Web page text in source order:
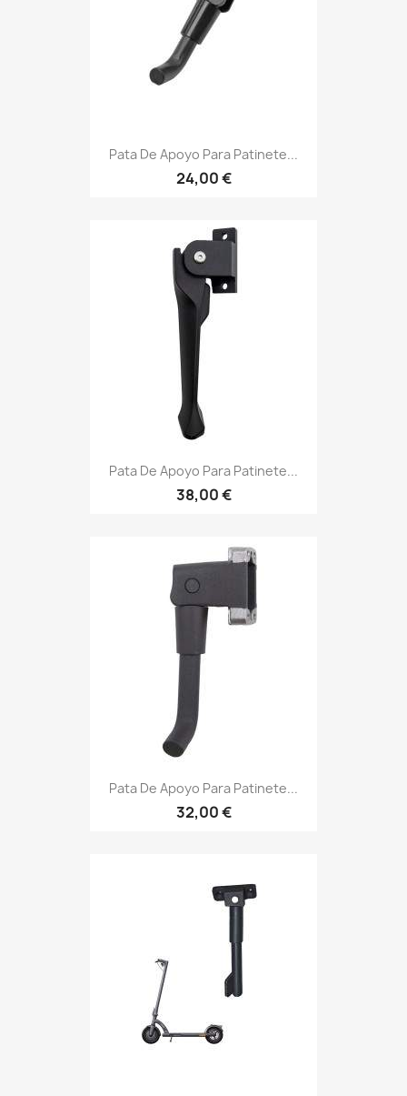
Pata De Apoyo Para Patinete...
24,00 €
Pata De Apoyo Para Patinete...
38,00 €
Pata De Apoyo Para Patinete...
32,00 €